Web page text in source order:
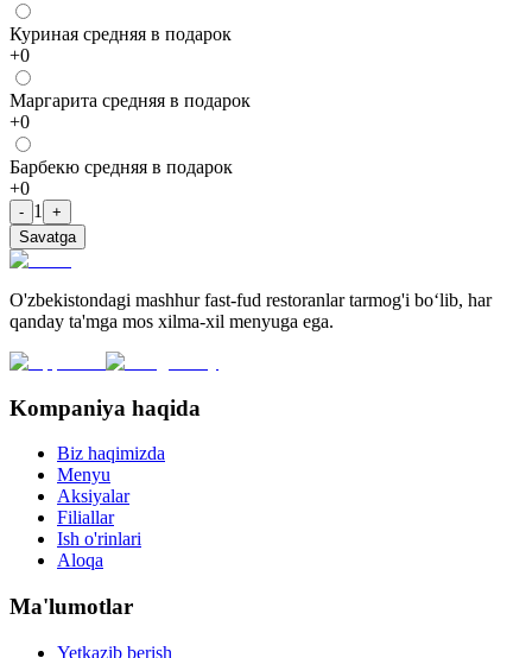
Куриная средняя в подарок
+0
Маргарита средняя в подарок
+0
Барбекю средняя в подарок
+0
- 1
+
Savatga
O'zbekistondagi mashhur fast-fud restoranlar tarmog'i bo‘lib, har
qanday ta'mga mos xilma-xil menyuga ega.
Kompaniya haqida
Biz haqimizda
Menyu
Aksiyalar
Filiallar
Ish o'rinlari
Aloqa
Ma'lumotlar
Yetkazib berish